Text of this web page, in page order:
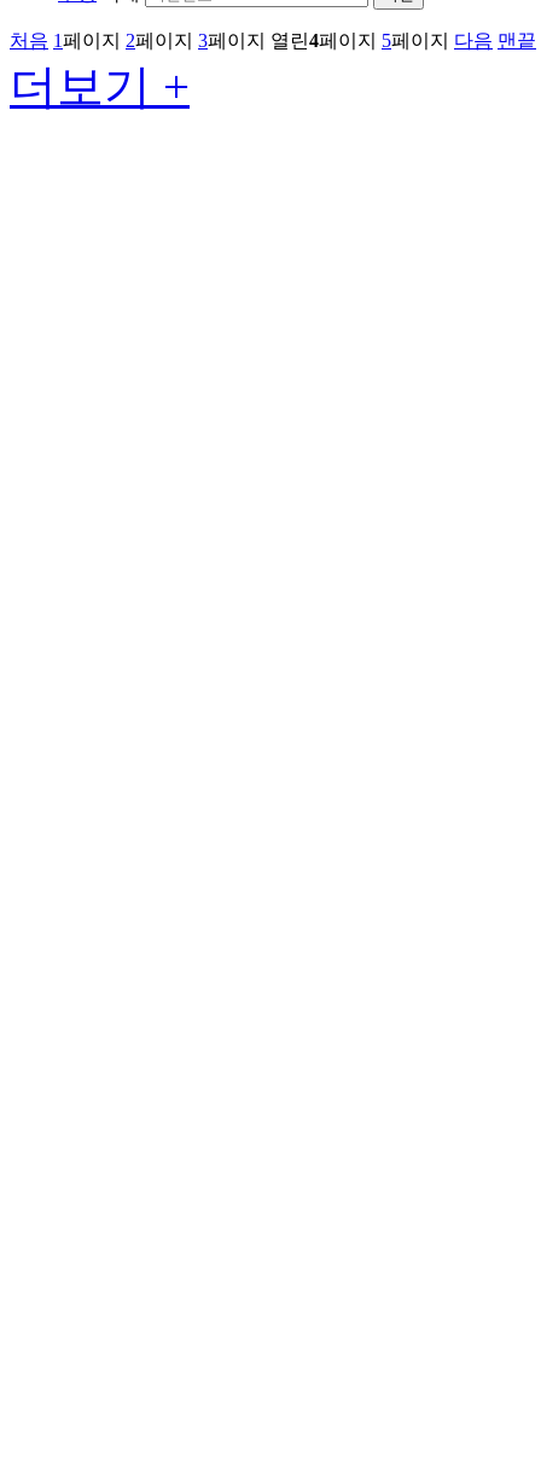
처음 1페이지 2페이지 3페이지 열린4페이지 5페이지 다음 맨끝
더보기 +